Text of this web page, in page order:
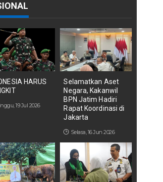
HARUS
19 Jul 2026
Selamatkan Aset
Negara, Kakanwil
BPN Jatim Hadiri
Rapat Koordinasi di
Jakarta
Selasa, 16 Jun 2026